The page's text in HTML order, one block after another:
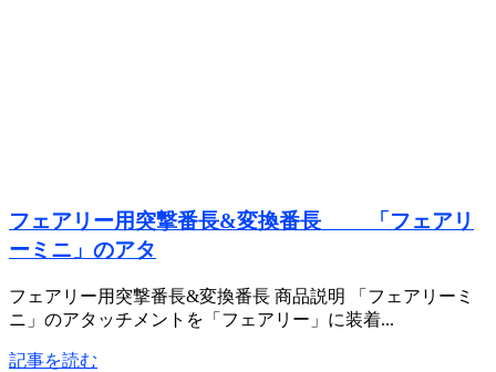
フェアリー用突撃番長&変換番長 「フェアリ
ーミニ」のアタ
フェアリー用突撃番長&変換番長 商品説明 「フェアリーミ
ニ」のアタッチメントを「フェアリー」に装着...
記事を読む